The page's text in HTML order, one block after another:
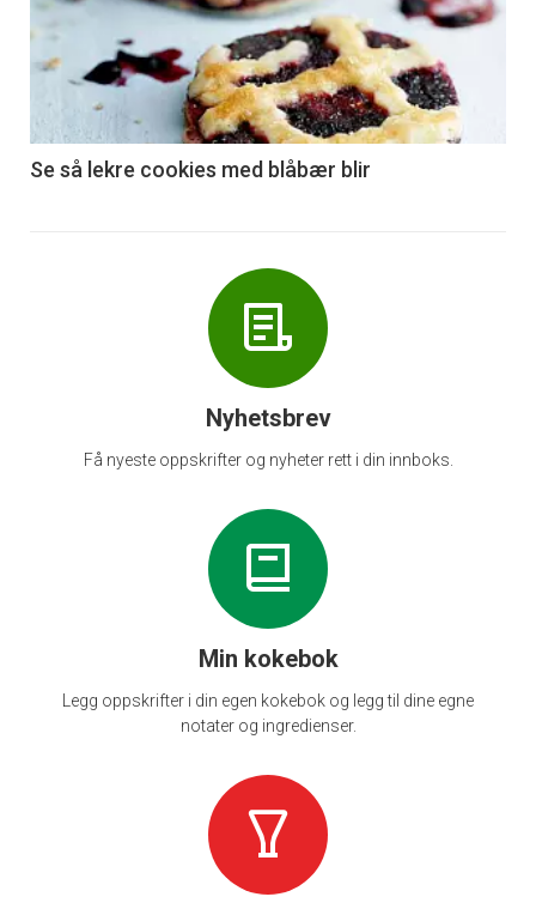
akkurat
nå
6
Se så lekre cookies med blåbær blir
Nyhetsbrev
Få nyeste oppskrifter og nyheter rett i din innboks.
Min kokebok
Legg oppskrifter i din egen kokebok og legg til dine egne
notater og ingredienser.